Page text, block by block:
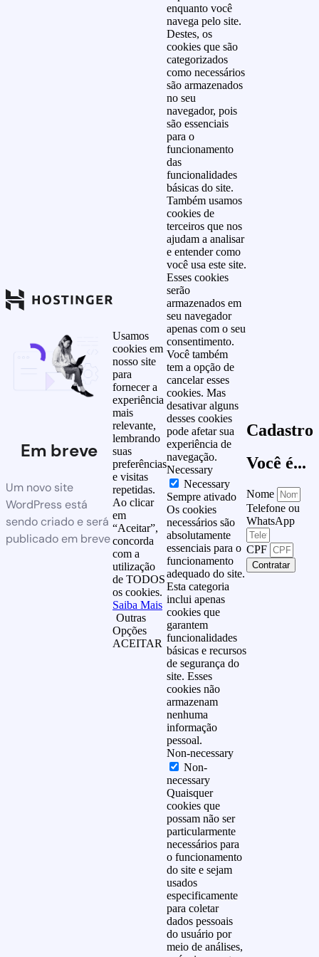
Em breve
Um novo site
WordPress está
sendo criado e será
publicado em breve
Usamos
cookies em
nosso site
para
fornecer a
experiência
mais
relevante,
lembrando
suas
preferências
e visitas
repetidas.
Ao clicar
em
“Aceitar”,
concorda
com a
utilização
de TODOS
os cookies.
Saiba Mais
Outras
Opções
ACEITAR
enquanto você
navega pelo site.
Destes, os
cookies que são
categorizados
como necessários
são armazenados
no seu
navegador, pois
são essenciais
para o
funcionamento
das
funcionalidades
básicas do site.
Também usamos
cookies de
terceiros que nos
ajudam a analisar
e entender como
você usa este site.
Esses cookies
serão
armazenados em
seu navegador
apenas com o seu
consentimento.
Você também
tem a opção de
cancelar esses
cookies. Mas
desativar alguns
desses cookies
pode afetar sua
experiência de
navegação.
Necessary
Necessary
Sempre ativado
Os cookies
necessários são
absolutamente
essenciais para o
funcionamento
adequado do site.
Esta categoria
inclui apenas
cookies que
garantem
funcionalidades
básicas e recursos
de segurança do
site. Esses
cookies não
armazenam
nenhuma
informação
pessoal.
Non-necessary
Non-
necessary
Quaisquer
cookies que
possam não ser
particularmente
necessários para
o funcionamento
do site e sejam
usados
especificamente
para coletar
dados pessoais
do usuário por
meio de análises,
Cadastro
Você é...
Nome
Telefone ou
WhatsApp
CPF
Contratar